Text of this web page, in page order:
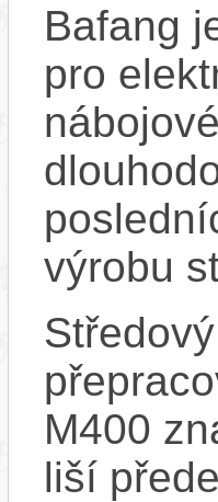
Bafang
pro
výrobu
M400
liší